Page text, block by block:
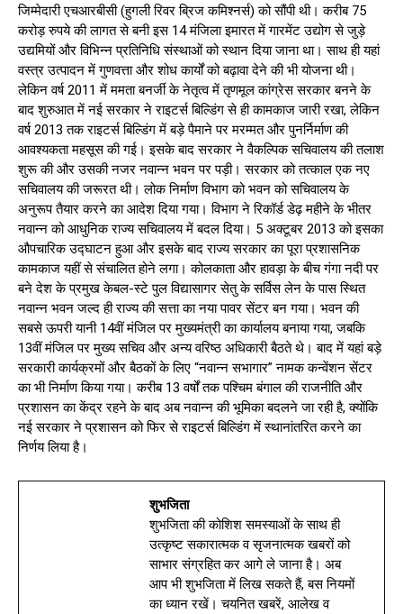
जिम्मेदारी एचआरबीसी (हुगली रिवर ब्रिज कमिश्नर्स) को सौंपी थी। करीब 75
करोड़ रुपये की लागत से बनी इस 14 मंजिला इमारत में गारमेंट उद्योग से जुड़े
उद्यमियों और विभिन्न प्रतिनिधि संस्थाओं को स्थान दिया जाना था। साथ ही यहां
वस्त्र उत्पादन में गुणवत्ता और शोध कार्यों को बढ़ावा देने की भी योजना थी।
लेकिन वर्ष 2011 में ममता बनर्जी के नेतृत्व में तृणमूल कांग्रेस सरकार बनने के
बाद शुरुआत में नई सरकार ने राइटर्स बिल्डिंग से ही कामकाज जारी रखा, लेकिन
वर्ष 2013 तक राइटर्स बिल्डिंग में बड़े पैमाने पर मरम्मत और पुनर्निर्माण की
आवश्यकता महसूस की गई। इसके बाद सरकार ने वैकल्पिक सचिवालय की तलाश
शुरू की और उसकी नजर नवान्न भवन पर पड़ी। सरकार को तत्काल एक नए
सचिवालय की जरूरत थी। लोक निर्माण विभाग को भवन को सचिवालय के
अनुरूप तैयार करने का आदेश दिया गया। विभाग ने रिकॉर्ड डेढ़ महीने के भीतर
नवान्न को आधुनिक राज्य सचिवालय में बदल दिया। 5 अक्टूबर 2013 को इसका
औपचारिक उद्घाटन हुआ और इसके बाद राज्य सरकार का पूरा प्रशासनिक
कामकाज यहीं से संचालित होने लगा। कोलकाता और हावड़ा के बीच गंगा नदी पर
बने देश के प्रमुख केबल-स्टे पुल विद्यासागर सेतु के सर्विस लेन के पास स्थित
नवान्न भवन जल्द ही राज्य की सत्ता का नया पावर सेंटर बन गया। भवन की
सबसे ऊपरी यानी 14वीं मंजिल पर मुख्यमंत्री का कार्यालय बनाया गया, जबकि
13वीं मंजिल पर मुख्य सचिव और अन्य वरिष्ठ अधिकारी बैठते थे। बाद में यहां बड़े
सरकारी कार्यक्रमों और बैठकों के लिए “नवान्न सभागार” नामक कन्वेंशन सेंटर
का भी निर्माण किया गया। करीब 13 वर्षों तक पश्चिम बंगाल की राजनीति और
प्रशासन का केंद्र रहने के बाद अब नवान्न की भूमिका बदलने जा रही है, क्योंकि
नई सरकार ने प्रशासन को फिर से राइटर्स बिल्डिंग में स्थानांतरित करने का
निर्णय लिया है।
शुभजिता
शुभजिता की कोशिश समस्याओं के साथ ही
उत्कृष्ट सकारात्मक व सृजनात्मक खबरों को
साभार संग्रहित कर आगे ले जाना है। अब
आप भी शुभजिता में लिख सकते हैं, बस नियमों
का ध्यान रखें। चयनित खबरें, आलेख व